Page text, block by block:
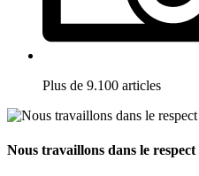
Plus de 9.100 articles
Nous travaillons dans le